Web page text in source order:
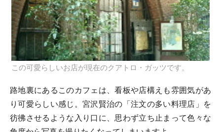
この可愛らしいお店が現在のクアトロ・ガッツです。
路地裏にあるこのカフェは、看板や店構えも雰囲気があ
り可愛らしい感じ。宮沢賢治の「注文の多い料理店」を
彷彿させるような入り口に、思わず立ち止まって色々な